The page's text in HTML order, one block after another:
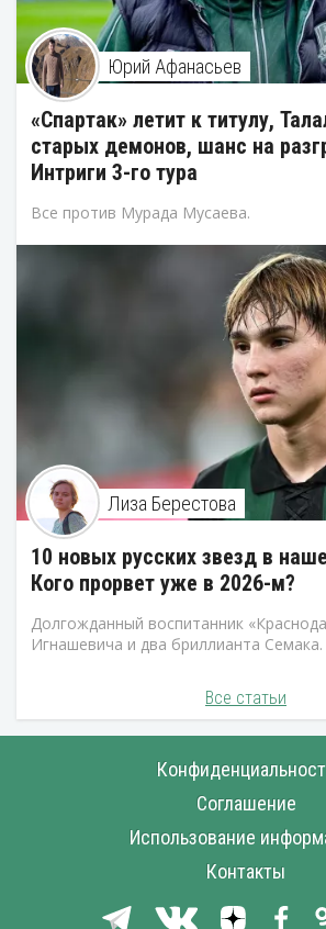
Юрий Афанасьев
«Спартак» летит к титулу,
старых демонов, шанс на
Интриги 3-го тура
Все против Мурада Мусаева.
Лиза Берестова
10 новых русских звезд в
Кого прорвет уже в 2026-м?
Долгожданный воспитанник
Игнашевича и два бриллианта Семака.
Все статьи
Соглашение
Использование
Контакты